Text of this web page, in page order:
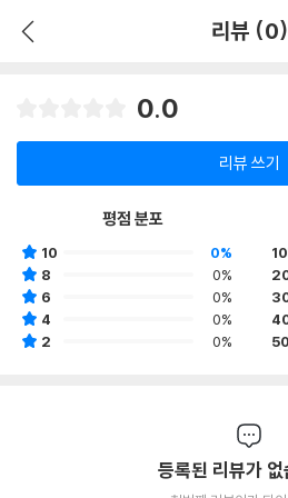
리뷰 (0)
0.0
리뷰 쓰기
평점 분포
10
0%
8
0%
6
0%
4
0%
2
0%
등록된 리뷰가